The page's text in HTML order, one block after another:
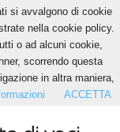
si avvalgono di cookie
nella cookie policy.
o ad alcuni cookie,
scorrendo questa
in altra maniera,
ACCETTA